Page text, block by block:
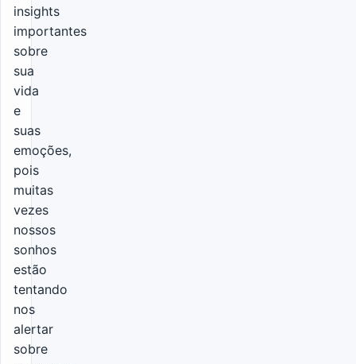
insights
importantes
sobre
sua
vida
e
suas
emoções,
pois
muitas
vezes
nossos
sonhos
estão
tentando
nos
alertar
sobre